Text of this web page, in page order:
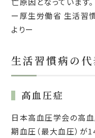
ー厚生労働省 生活習
よりー
生活習慣病の
高血圧症
日本高血圧学会の高
期血圧（最大血圧）が